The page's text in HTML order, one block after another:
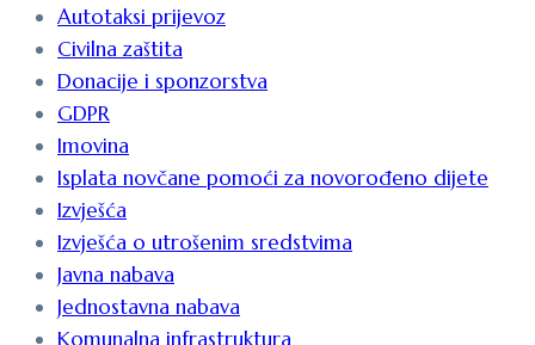
Autotaksi prijevoz
Civilna zaštita
Donacije i sponzorstva
GDPR
Imovina
Isplata novčane pomoći za novorođeno dijete
Izvješća
Izvješća o utrošenim sredstvima
Javna nabava
Jednostavna nabava
Komunalna infrastruktura